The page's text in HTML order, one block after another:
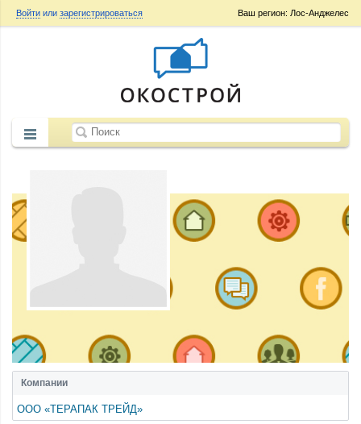
Ваш регион: Лос-Анджелес
Войти или зарегистрироваться
Компании
ООО «ТЕРАПАК ТРЕЙД»